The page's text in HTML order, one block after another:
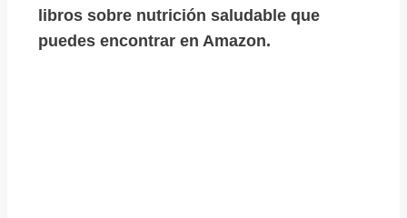
libros sobre nutrición saludable que
puedes encontrar en Amazon.